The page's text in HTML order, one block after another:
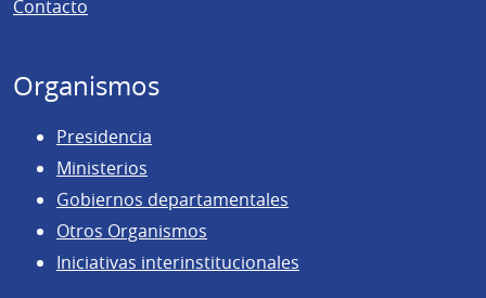
página
Contacto
Organismos
Presidencia
Ministerios
Gobiernos departamentales
Otros Organismos
Iniciativas interinstitucionales